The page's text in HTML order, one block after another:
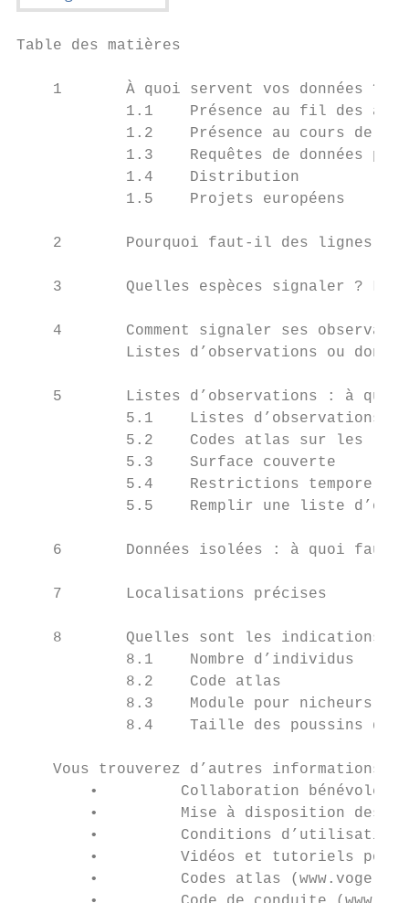
Table des matières
1       À quoi servent vos données ?
1.1    Présence au fil des
1.2    Présence au cours de
1.3    Requêtes de données
1.4    Distribution
1.5    Projets européens
2       Pourquoi faut-il des lignes
3       Quelles espèces signaler ?
4       Comment signaler ses
Listes d’observations ou
5       Listes d’observations : à
5.1    Listes d’observations
5.2    Codes atlas sur les
5.3    Surface couverte
5.4    Restrictions
5.5    Remplir une liste
6       Données isolées : à quoi
7       Localisations précises
8       Quelles sont les indications
8.1    Nombre d’individus
8.2    Code atlas
8.3    Module pour nicheurs
8.4    Taille des poussins
Vous trouverez d’autres informations
•         Collaboration bénévole
•         Mise à disposition des
•         Conditions
•         Vidéos et tutoriels
•         Codes atlas